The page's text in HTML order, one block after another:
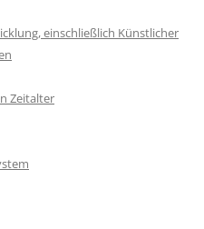
einschließlich Künstlicher
Zeitalter